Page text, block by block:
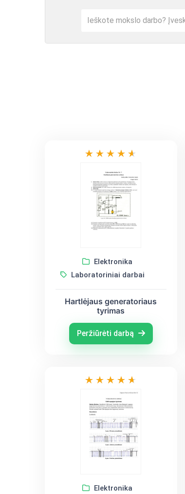
Elektronika
Laboratoriniai darbai
Hartlėjaus generatoriaus
tyrimas
Peržiūrėti darbą
Elektronika